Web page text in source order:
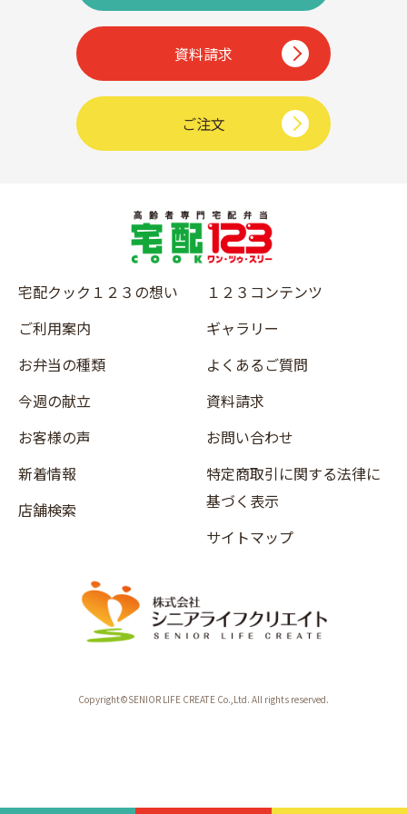
資料請求
ご注文
宅配クック１２３の想い
ご利用案内
お弁当の種類
今週の献立
お客様の声
新着情報
店舗検索
１２３コンテンツ
ギャラリー
よくあるご質問
資料請求
お問い合わせ
特定商取引に関する法律に
基づく表示
サイトマップ
Copyright©SENIOR LIFE CREATE Co.,Ltd. All rights reserved.